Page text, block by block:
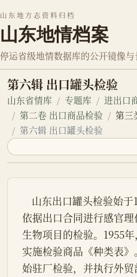
山东地方志资料归档
山东地情档案
停运省级地情数据库的公开镜像与
第六辑 出口罐头检验
山东省情库 专题库
进出口
第二卷 出口商品检验
第三
第六辑 出口罐头检验
依据出口合同进行感官理
生物项目的检验。1955
实施检验商品《种类表》
始驻厂检验，并执行外